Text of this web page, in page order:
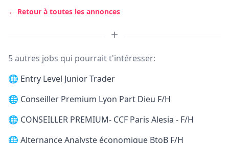
← Retour à toutes les annonces
5 autres jobs qui pourrait t'intéresser:
🌐 Entry Level Junior Trader
🌐 Conseiller Premium Lyon Part Dieu F/H
🌐 CONSEILLER PREMIUM- CCF Paris Alesia - F/H
🌐 Alternance Analyste économique BtoB F/H